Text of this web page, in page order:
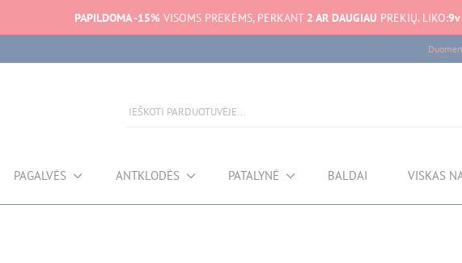
PAPILDOMA -15%VISOMS PREKĖMS, PERKANT 2 AR DAUGIAU PREKIŲ. LIKO:9v
PAGALVĖS ANTKLODĖS PATALYNĖ BALDAI VISKAS